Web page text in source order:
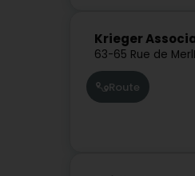
Krieger
63-65 Rue de Merl
Route